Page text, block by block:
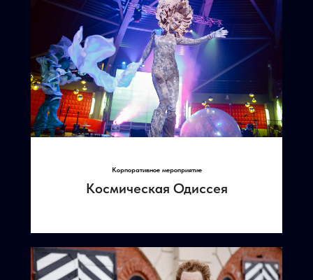
Корпоративное мероприятие
Космическая Одиссея